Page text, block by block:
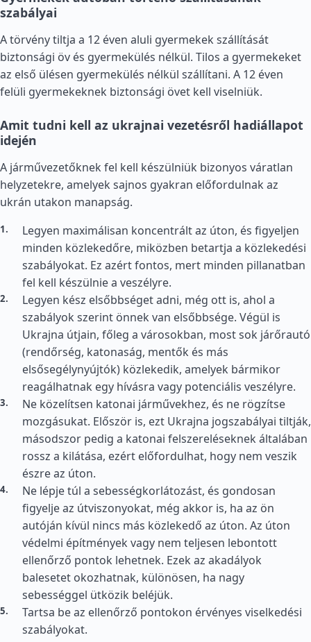
szabályai
A törvény tiltja a 12 éven aluli gyermekek szállítását
biztonsági öv és gyermekülés nélkül. Tilos a gyermekeket
az első ülésen gyermekülés nélkül szállítani. A 12 éven
felüli gyermekeknek biztonsági övet kell viselniük.
Amit tudni kell az ukrajnai vezetésről hadiállapot
idején
A járművezetőknek fel kell készülniük bizonyos váratlan
helyzetekre, amelyek sajnos gyakran előfordulnak az
ukrán utakon manapság.
Legyen maximálisan koncentrált az úton, és figyeljen
minden közlekedőre, miközben betartja a közlekedési
szabályokat. Ez azért fontos, mert minden pillanatban
fel kell készülnie a veszélyre.
Legyen kész elsőbbséget adni, még ott is, ahol a
szabályok szerint önnek van elsőbbsége. Végül is
Ukrajna útjain, főleg a városokban, most sok járőrautó
(rendőrség, katonaság, mentők és más
elsősegélynyújtók) közlekedik, amelyek bármikor
reagálhatnak egy hívásra vagy potenciális veszélyre.
Ne közelítsen katonai járművekhez, és ne rögzítse
mozgásukat. Először is, ezt Ukrajna jogszabályai tiltják,
másodszor pedig a katonai felszereléseknek általában
rossz a kilátása, ezért előfordulhat, hogy nem veszik
észre az úton.
Ne lépje túl a sebességkorlátozást, és gondosan
figyelje az útviszonyokat, még akkor is, ha az ön
autóján kívül nincs más közlekedő az úton. Az úton
védelmi építmények vagy nem teljesen lebontott
ellenőrző pontok lehetnek. Ezek az akadályok
balesetet okozhatnak, különösen, ha nagy
sebességgel ütközik beléjük.
Tartsa be az ellenőrző pontokon érvényes viselkedési
szabályokat.